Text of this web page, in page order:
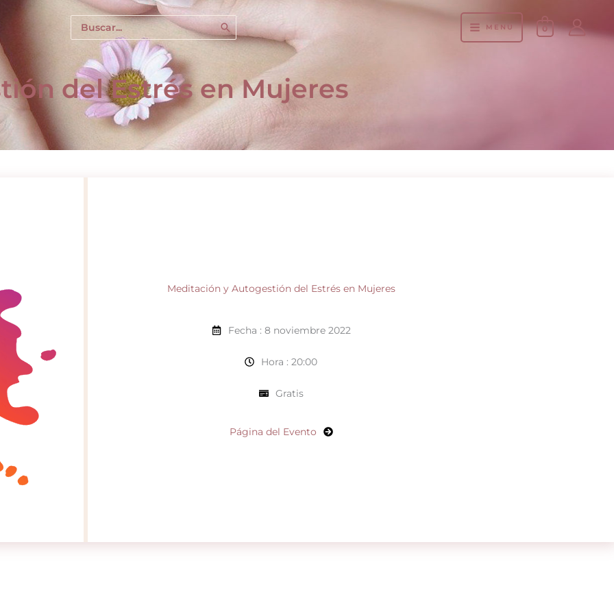
Buscar
por:
MENÚ 0
del Estrés en Mujeres
Meditación y Autogestión del Estrés en Mujeres
Fecha : 8 noviembre 2022
Hora : 20:00
Gratis
Página del Evento